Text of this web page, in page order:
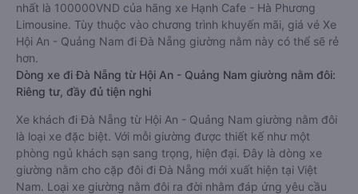
nhất là 100000VND của hãng xe Hạnh Cafe - Hà Phương
Limousine. Tùy thuộc vào chương trình khuyến mãi, giá vé Xe
Hội An - Quảng Nam đi Đà Nẵng giường nằm này có thể sẽ rẻ
hơn.
Dòng xe đi Đà Nẵng từ Hội An - Quảng Nam giường nằm đôi:
Riêng tư, đầy đủ tiện nghi
Xe khách đi Đà Nẵng từ Hội An - Quảng Nam giường nằm đôi
là loại xe đặc biệt. Với mỗi giường được thiết kế như một
phòng ngủ khách sạn sang trọng, hiện đại. Đây là dòng xe
giường nằm cho cặp đôi đi Đà Nẵng mới xuất hiện tại Việt
Nam. Loại xe giường nằm đôi ra đời nhằm đáp ứng yêu cầu